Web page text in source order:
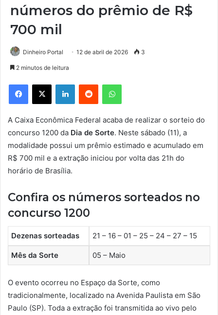
números do prêmio de R$
700 mil
Dinheiro Portal 12 de abril de 2026 3
2 minutos de leitura
Facebook
X LinkedinReddit WhatsApp
A Caixa Econômica Federal acaba de realizar o sorteio do
concurso 1200 da Dia de Sorte. Neste sábado (11), a
modalidade possui um prêmio estimado e acumulado em
R$ 700 mil e a extração iniciou por volta das 21h do
horário de Brasília.
Confira os números sorteados no
concurso 1200
Dezenas sorteadas 21 – 16 – 01 – 25 – 24 – 27 – 15
Mês da Sorte 05 – Maio
O evento ocorreu no Espaço da Sorte, como
tradicionalmente, localizado na Avenida Paulista em São
Paulo (SP). Toda a extração foi transmitida ao vivo pelo